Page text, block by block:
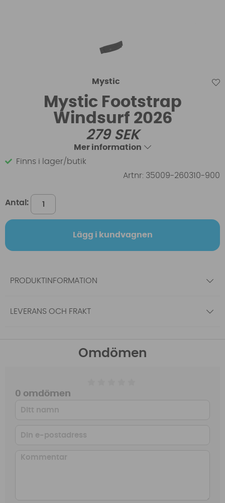
Mystic
Mystic Footstrap
Windsurf 2026
279SEK
Mer information
Finns i lager/butik
Artnr: 35009-260310-900
Antal:
Lägg i kundvagnen
PRODUKTINFORMATION
LEVERANS OCH FRAKT
Omdömen
0 omdömen